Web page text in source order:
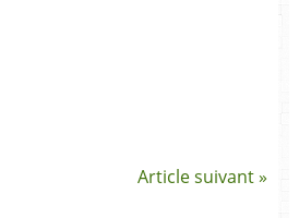
Article suivant »